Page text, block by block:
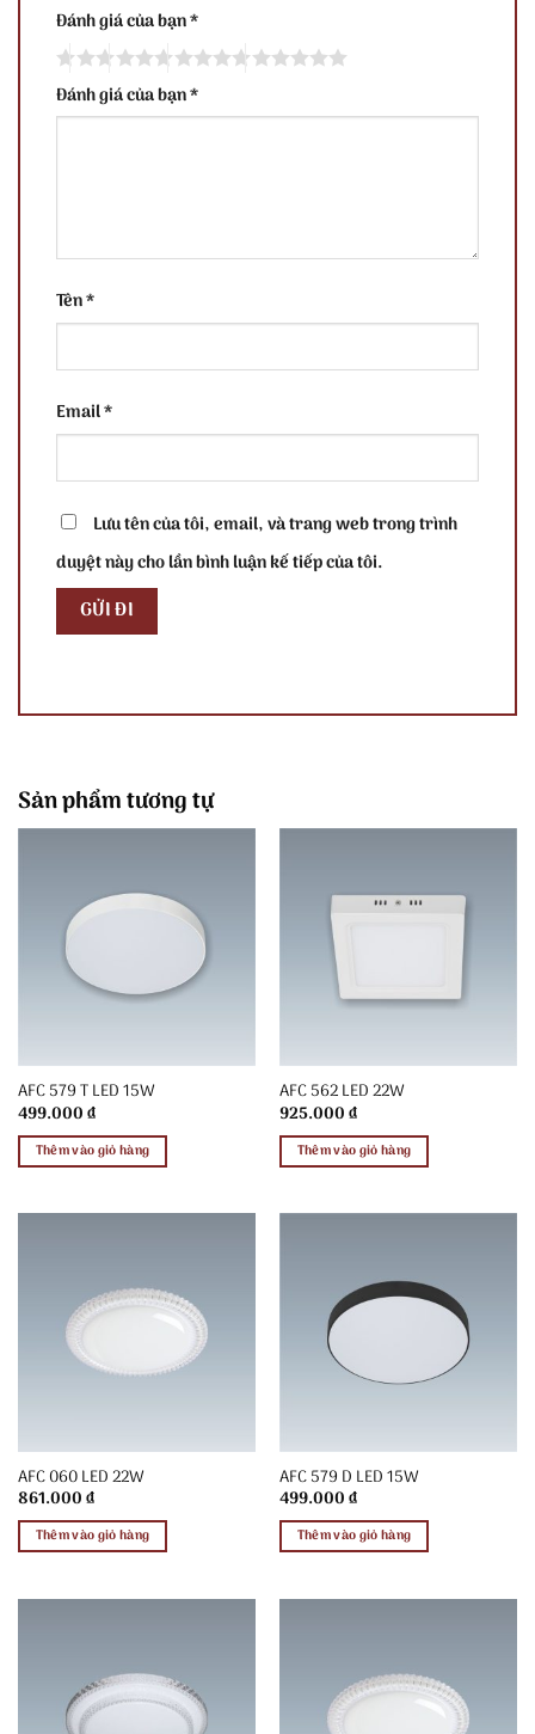
Đánh giá của bạn*
Đánh giá của bạn*
Tên*
Email*
Lưu tên của tôi, email, và trang web trong trình
duyệt này cho lần bình luận kế tiếp của tôi.
Sản phẩm tương tự
AFC 579 T LED 15W
499.000₫
Thêm vào giỏ hàng
AFC 562 LED 22W
925.000₫
Thêm vào giỏ hàng
AFC 060 LED 22W
861.000₫
Thêm vào giỏ hàng
AFC 579 D LED 15W
499.000₫
Thêm vào giỏ hàng